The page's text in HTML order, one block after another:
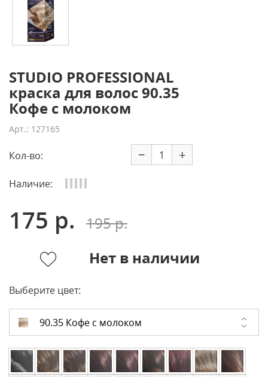
STUDIO PROFESSIONAL
краска для волос 90.35
Кофе с молоком
Арт.: 127165
Кол-во: − +
Наличие:
175 р.
195 р.
Нет в наличии
Выберите цвет:
90.35 Кофе с молоком